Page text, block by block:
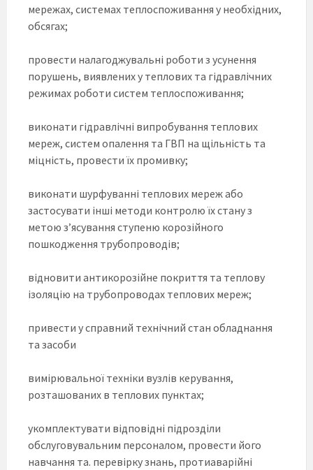
мережах, системах теплоспоживання у необхідних,
обсягах;
провести налагоджувальні роботи з усунення
порушень, виявлених у теплових та гідравлічних
режимах роботи систем теплоспоживання;
виконати гідравлічні випробування теплових
мереж, систем опалення та ГВП на щільність та
міцність, провести їх промивку;
виконати шурфуванні теплових мереж або
застосувати інші методи контролю їх стану з
метою з’ясування ступеню корозійного
пошкодження трубопроводів;
відновити антикорозійне покриття та теплову
ізоляцію на трубопроводах теплових мереж;
привести у справний технічний стан обладнання
та засоби
вимірювальної техніки вузлів керування,
розташованих в теплових пунктах;
укомплектувати відповідні підрозділи
обслуговувальним персоналом, провести його
навчання та. перевірку знань, протиаварійні